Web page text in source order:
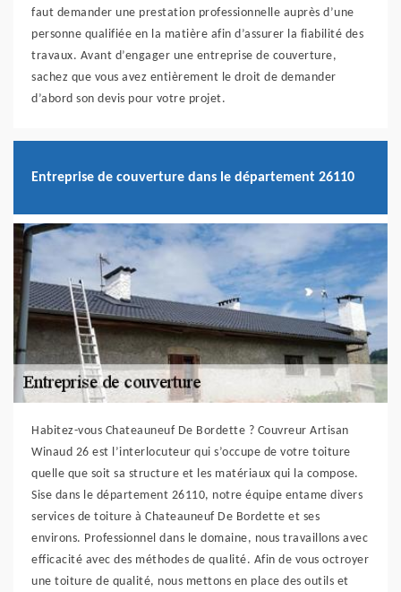
faut demander une prestation professionnelle auprès d’une
personne qualifiée en la matière afin d’assurer la fiabilité des
travaux. Avant d’engager une entreprise de couverture,
sachez que vous avez entièrement le droit de demander
d’abord son devis pour votre projet.
Entreprise de couverture dans le département 26110
Habitez-vous Chateauneuf De Bordette ? Couvreur Artisan
Winaud 26 est l’interlocuteur qui s’occupe de votre toiture
quelle que soit sa structure et les matériaux qui la compose.
Sise dans le département 26110, notre équipe entame divers
services de toiture à Chateauneuf De Bordette et ses
environs. Professionnel dans le domaine, nous travaillons avec
efficacité avec des méthodes de qualité. Afin de vous octroyer
une toiture de qualité, nous mettons en place des outils et